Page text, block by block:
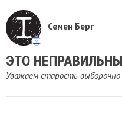
Семен Берг
ЭТО
Уважаем старость выборочно